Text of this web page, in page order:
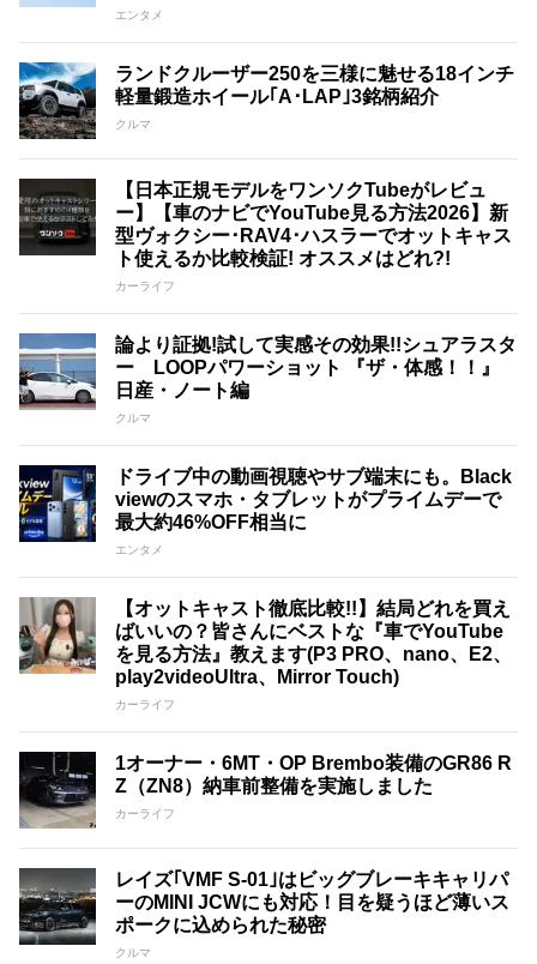
エンタメ
ランドクルーザー250を三様に魅せる18インチ
軽量鍛造ホイール｢A･LAP｣3銘柄紹介
クルマ
【日本正規モデルをワンソクTubeがレビュ
ー】【車のナビでYouTube見る方法2026】新
型ヴォクシー･RAV4･ハスラーでオットキャス
ト使えるか比較検証! オススメはどれ?!
カーライフ
論より証拠!試して実感その効果!!シュアラスタ
ー LOOPパワーショット 『ザ・体感！！』
日産・ノート編
クルマ
ドライブ中の動画視聴やサブ端末にも。Black
viewのスマホ・タブレットがプライムデーで
最大約46%OFF相当に
エンタメ
【オットキャスト徹底比較!!】結局どれを買え
ばいいの？皆さんにベストな『車でYouTube
を見る方法』教えます(P3 PRO、nano、E2、
play2videoUltra、Mirror Touch)
カーライフ
1オーナー・6MT・OP Brembo装備のGR86 R
Z（ZN8）納車前整備を実施しました
カーライフ
レイズ｢VMF S-01｣はビッグブレーキキャリパ
ーのMINI JCWにも対応！目を疑うほど薄いス
ポークに込められた秘密
クルマ